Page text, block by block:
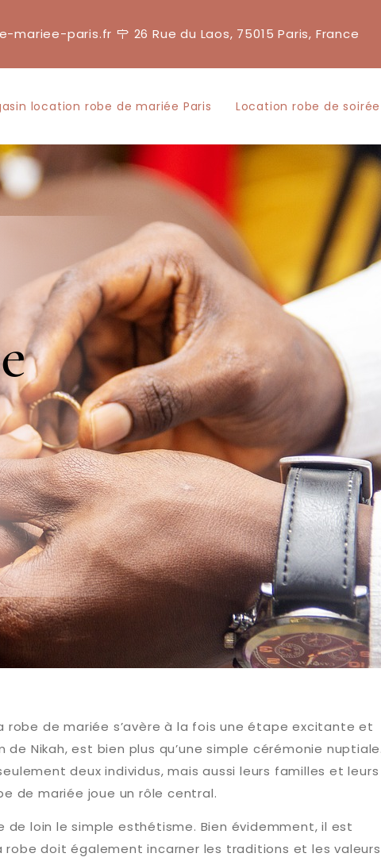
mariee-paris.fr 26 Rue du Laos, 75015 Paris, France
location robe de mariée Paris Location robe de soirée
robe de mariée s’avère à la fois une étape excitante et
Nikah, est bien plus qu’une simple cérémonie nuptiale.
deux individus, mais aussi leurs familles et leurs
de mariée joue un rôle central.
loin le simple esthétisme. Bien évidemment, il est
doit également incarner les traditions et les